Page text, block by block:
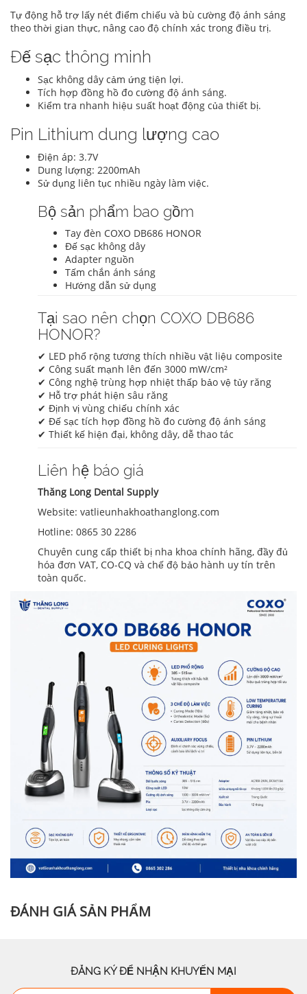
Tự động hỗ trợ lấy nét điểm chiếu và bù cường độ ánh sáng
theo thời gian thực, nâng cao độ chính xác trong điều trị.
Đế sạc thông minh
Sạc không dây cảm ứng tiện lợi.
Tích hợp đồng hồ đo cường độ ánh sáng.
Kiểm tra nhanh hiệu suất hoạt động của thiết bị.
Pin Lithium dung lượng cao
Điện áp: 3.7V
Dung lượng: 2200mAh
Sử dụng liên tục nhiều ngày làm việc.
Bộ sản phẩm bao gồm
Tay đèn COXO DB686 HONOR
Đế sạc không dây
Adapter nguồn
Tấm chắn ánh sáng
Hướng dẫn sử dụng
Tại sao nên chọn COXO DB686
HONOR?
✔ LED phổ rộng tương thích nhiều vật liệu composite
✔ Công suất mạnh lên đến 3000 mW/cm²
✔ Công nghệ trùng hợp nhiệt thấp bảo vệ tủy răng
✔ Hỗ trợ phát hiện sâu răng
✔ Định vị vùng chiếu chính xác
✔ Đế sạc tích hợp đồng hồ đo cường độ ánh sáng
✔ Thiết kế hiện đại, không dây, dễ thao tác
Liên hệ báo giá
Thăng Long Dental Supply
Website: vatlieunhakhoathanglong.com
Hotline: 0865 30 2286
Chuyên cung cấp thiết bị nha khoa chính hãng, đầy đủ
hóa đơn VAT, CO-CQ và chế độ bảo hành uy tín trên
toàn quốc.
ĐÁNH GIÁ SẢN PHẨM
ĐĂNG KÝ ĐỂ NHẬN KHUYẾN MẠI